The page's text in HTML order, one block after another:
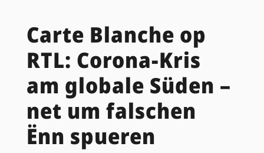
Carte Blanche op
RTL: Corona-Kris
am globale Süden –
net um falschen
Ënn spueren